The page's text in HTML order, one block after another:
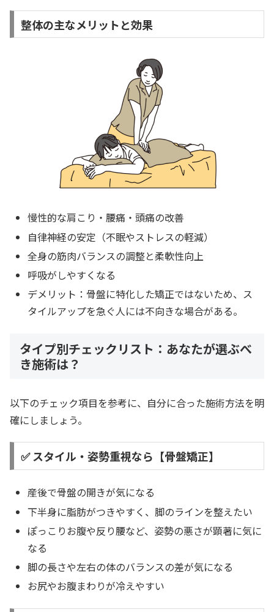
整体の主なメリットと効果
慢性的な肩こり・腰痛・頭痛の改善
自律神経の安定（不眠やストレスの軽減）
全身の筋肉バランスの調整と柔軟性向上
呼吸がしやすくなる
デメリット：骨盤に特化した矯正ではないため、ス
タイルアップを急ぐ人には不向きな場合がある。
タイプ別チェックリスト：あなたが選ぶべ
き施術は？
以下のチェック項目を参考に、自分に合った施術方法を明
確にしましょう。
✅ スタイル・姿勢重視なら【骨盤矯正】
産後で骨盤の開きが気になる
下半身に脂肪がつきやすく、脚のラインを整えたい
ぽっこりお腹や反り腰など、姿勢の悪さが顕著に気に
なる
脚の長さや左右の体のバランスの差が気になる
お尻やお腹まわりが冷えやすい